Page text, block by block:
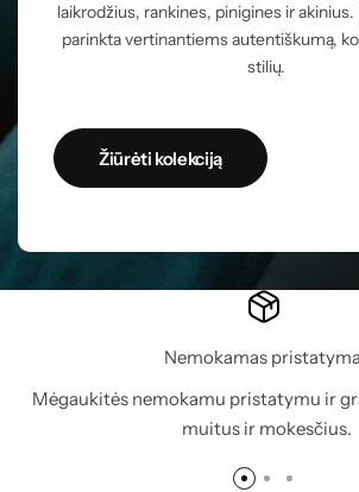
laikrodžius, rankines, pinigines ir
parinkta vertinantiems autentiškumą,
stilių.
Žiūrėti kolekciją
Nemokamas
Mėgaukitės nemokamu pristatymu ir
muitus ir mokesčius.